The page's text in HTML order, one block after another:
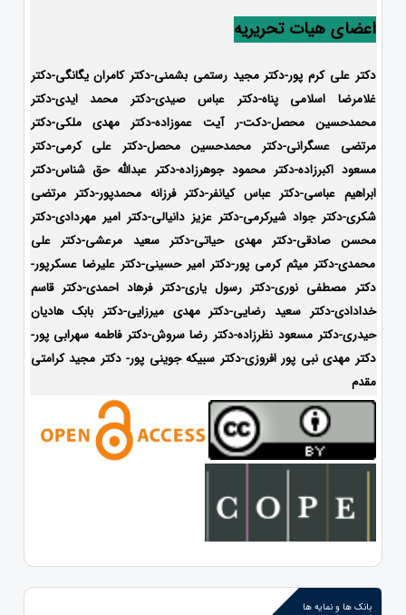
اعضای هیات تحریریه
دکتر علی کرم پور-دکتر مجید رستمی بشمنی-دکتر کامران یگانگی-دکتر
غلامرضا اسلامی پناه-دکتر عباس صیدی-دکتر محمد ایدی-دکتر
محمدحسین محصل-دکت-ر آیت عموزاده-دکتر مهدی ملکی-دکتر
مرتضی عسگرانی-دکتر محمدحسین محصل-دکتر علی کرمی-دکتر
مسعود اکبرزاده-دکتر محمود جوهرزاده-دکتر عبدالله حق شناس-دکتر
ابراهیم عباسی-دکتر عباس کیانفر-دکتر فرزانه محمدپور-دکتر مرتضی
شکری-دکتر جواد شیرکرمی-دکتر عزیز دانیالی-دکتر امیر مهردادی-دکتر
محسن صادقی-دکتر مهدی حیاتی-دکتر سعید مرعشی-دکتر علی
محمدی-دکتر میثم کرمی پور-دکتر امیر حسینی-دکتر علیرضا عسکرپور-
دکتر مصطفی نوری-دکتر رسول یاری-دکتر فرهاد احمدی-دکتر قاسم
خدادادی-دکتر سعید رضایی-دکتر مهدی میرزایی-دکتر بابک هادیان
حیدری-دکتر مسعود نظرزاده-دکتر رضا سروش-دکتر فاطمه سهرابی پور-
دکتر مهدی نبی پور افروزی-دکتر سبیکه جوینی پور- دکتر مجید کرامتی
مقدم
بانک ها و نمایه ها